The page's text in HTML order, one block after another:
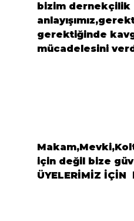
bizim dernekçilik
gerektiğinde
mücadelesini
için değil bize
ÜYELERİMİZ İÇİN